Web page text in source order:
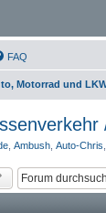
FAQ
Motorrad und
Ambush Auto-Chris